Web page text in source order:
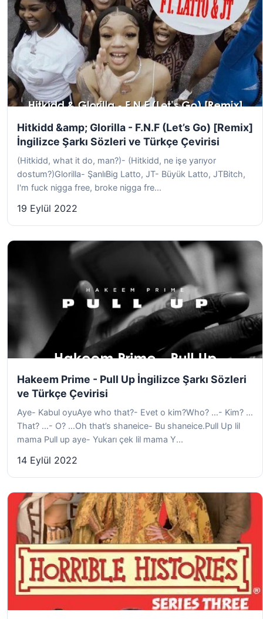
Hitkidd &amp; Glorilla - F.N.F (Let’s Go) [Remix]
İngilizce Şarkı Sözleri ve Türkçe Çevirisi
(Hitkidd, what it do, man?)- (Hitkidd, ne işe yarıyor
dostum?)Glorilla- ŞanlıBig Latto, JT- Büyük Latto, JTBitch,
I'm fuck nigga free, broke nigga fre...
19 Eylül 2022
Hakeem Prime - Pull Up İngilizce Şarkı Sözleri
ve Türkçe Çevirisi
Aye- Kabul oyuAye who that?- Evet o kim?Who? …- Kim? …
That? …- O? …Oh that’s shaneice- Bu shaneice.Pull Up lil
mama Pull up aye- Yukarı çek lil mama Y...
14 Eylül 2022